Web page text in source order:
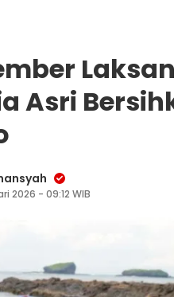
Asri
2026 - 09:12 WIB